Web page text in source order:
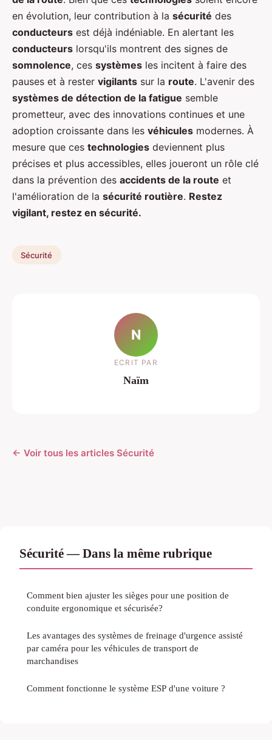
en évolution, leur contribution à la sécurité des
conducteurs est déjà indéniable. En alertant les
conducteurs lorsqu'ils montrent des signes de
somnolence, ces systèmes les incitent à faire des
pauses et à rester vigilants sur la route. L'avenir des
systèmes de détection de la fatigue semble
prometteur, avec des innovations continues et une
adoption croissante dans les véhicules modernes. À
mesure que ces technologies deviennent plus
précises et plus accessibles, elles joueront un rôle clé
dans la prévention des accidents de la route et
l'amélioration de la sécurité routière. Restez
vigilant, restez en sécurité.
Sécurité
N
ECRIT PAR
Naïm
← Voir tous les articles Sécurité
Sécurité — Dans la même rubrique
Comment bien ajuster les sièges pour une position de
conduite ergonomique et sécurisée?
Les avantages des systèmes de freinage d'urgence assisté
par caméra pour les véhicules de transport de
marchandises
Comment fonctionne le système ESP d'une voiture ?